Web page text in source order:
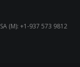
(M): +1-937 573 9812